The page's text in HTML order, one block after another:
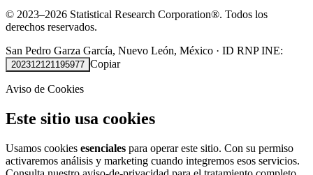
© 2023–2026 Statistical Research Corporation®. Todos los
derechos reservados.
San Pedro Garza García, Nuevo León, México · ID RNP INE:
202312121195977 Copiar
Aviso de Cookies
Este sitio usa cookies
Usamos cookies esenciales para operar este sitio. Con su permiso
activaremos análisis y marketing cuando integremos esos servicios.